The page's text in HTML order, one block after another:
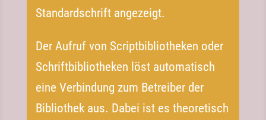
Standardschrift angezeigt.
Der Aufruf von Scriptbibliotheken oder
Schriftbibliotheken löst automatisch
eine Verbindung zum Betreiber der
Bibliothek aus. Dabei ist es theoretisch